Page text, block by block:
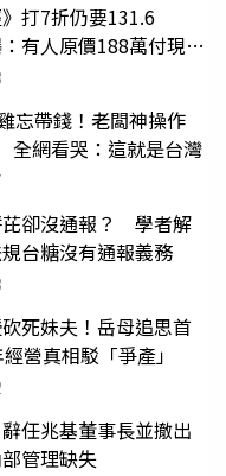
打7折仍要131.6
有人原價188萬付現購
忘帶錢！老闆神操作
全網看哭：這就是台灣
芘卻沒通報？ 學者解
台糖沒有通報義務
死妹夫！岳母追思首
營真相駁「爭產」
任兆基董事長並撤出
管理缺失